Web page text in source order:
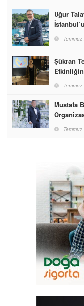
Uğur
Şükran
Mustafa